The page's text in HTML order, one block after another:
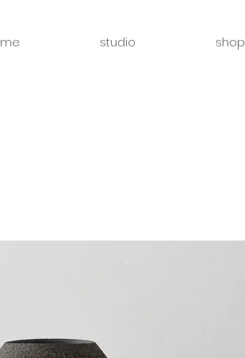
studio shop